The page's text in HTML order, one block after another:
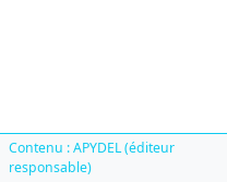
Contenu : APYDEL (éditeur
responsable)